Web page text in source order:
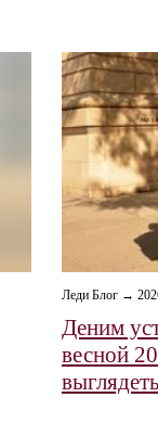
Леди Блог →
Деним
весной